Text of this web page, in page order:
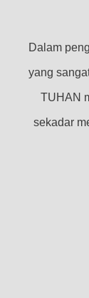
Dalam
yang
TUHAN
sekadar